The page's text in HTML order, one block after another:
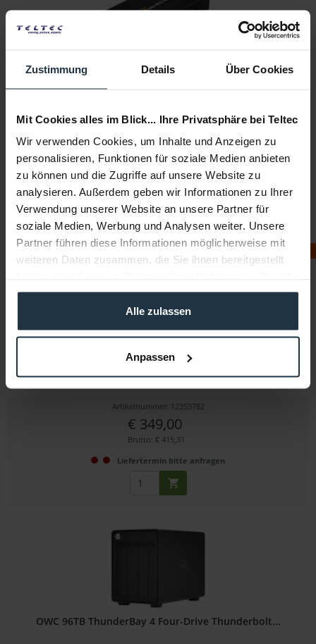
Zustimmung Details Über Cookies
Mit Cookies alles im Blick... Ihre Privatsphäre bei Teltec
Wir verwenden Cookies, um Inhalte und Anzeigen zu
personalisieren, Funktionen für soziale Medien anbieten
zu können und die Zugriffe auf unsere Website zu
analysieren. Außerdem geben wir Informationen zu Ihrer
Verwendung unserer Website an unsere Partner für
soziale Medien, Werbung und Analysen weiter. Unsere
Partner führen diese Informationen möglicherweise mit
weiteren Daten zusammen, die Sie ihnen bereitgestellt
gesammelt haben.
Alle zulassen
Anpassen
Blackmagic Design UltraStudio Mini Monitor 12G
€ 349,00
Brutto: € 415,31
Liefertermin bitte anfragen
Thunderbolt-Capture-Interface für 12G-SDI- und...
Artikelnummer: 12353782
€ 349,00
Brutto: € 415,31
Liefertermin bitte anfragen
OWC 96TB ThunderBay 4 Four-Drive Thunderbolt...